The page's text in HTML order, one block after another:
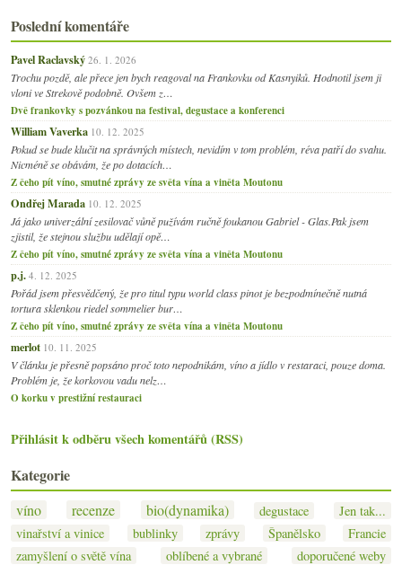
Poslední komentáře
Pavel Raclavský 26. 1. 2026
Trochu pozdě, ale přece jen bych reagoval na Frankovku od Kasnyiků. Hodnotil jsem ji
vloni ve Strekově podobně. Ovšem z…
Dvě frankovky s pozvánkou na festival, degustace a konferenci
William Vaverka 10. 12. 2025
Pokud se bude klučit na správných místech, nevidím v tom problém, réva patří do svahu.
Nicméně se obávám, že po dotacích…
Z čeho pít víno, smutné zprávy ze světa vína a viněta Moutonu
Ondřej Marada 10. 12. 2025
Já jako univerzální zesilovač vůně pužívám ručně foukanou Gabriel - Glas.Pak jsem
zjistil, že stejnou službu udělají opě…
Z čeho pít víno, smutné zprávy ze světa vína a viněta Moutonu
p.j. 4. 12. 2025
Pořád jsem přesvědčený, že pro titul typu world class pinot je bezpodmínečně nutná
tortura sklenkou riedel sommelier bur…
Z čeho pít víno, smutné zprávy ze světa vína a viněta Moutonu
merlot 10. 11. 2025
V článku je přesně popsáno proč toto nepodnikám, víno a jídlo v restaraci, pouze doma.
Problém je, že korkovou vadu nelz…
O korku v prestižní restauraci
Přihlásit k odběru všech komentářů (RSS)
Kategorie
víno recenze bio(dynamika) degustace
Jen tak...
vinařství a vinice
bublinky zprávy Španělsko
Francie
zamyšlení o světě vína
oblíbené a vybrané doporučené weby